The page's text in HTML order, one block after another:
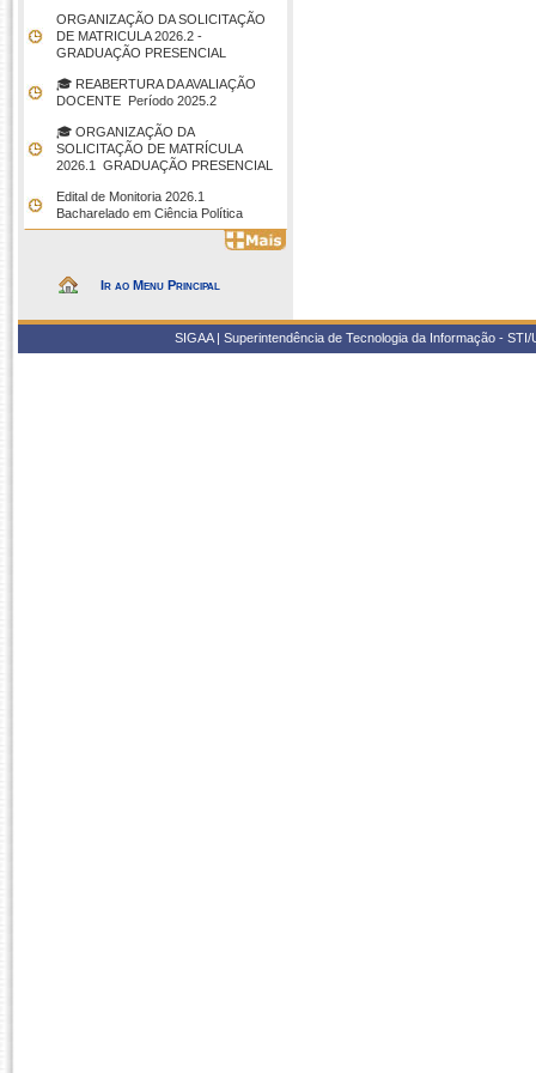
ORGANIZAÇÃO DA SOLICITAÇÃO
DE MATRICULA 2026.2 -
GRADUAÇÃO PRESENCIAL
🎓 REABERTURA DA AVALIAÇÃO
DOCENTE  Período 2025.2
🎓 ORGANIZAÇÃO DA
SOLICITAÇÃO DE MATRÍCULA
2026.1  GRADUAÇÃO PRESENCIAL
Edital de Monitoria 2026.1 
Bacharelado em Ciência Política
Ir ao Menu Principal
SIGAA | Superintendência de Tecnologia da Informação -